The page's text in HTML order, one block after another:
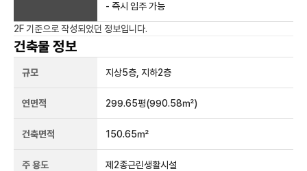
- 즉시 입주 가능
2F 기준으로 작성되었던 정보입니다.
건축물 정보
규모 지상5층, 지하2층
연면적 299.65평(990.58㎡)
건축면적 150.65㎡
주 용도 제2종근린생활시설